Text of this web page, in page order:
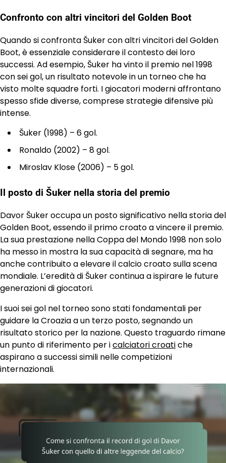
Confronto con altri vincitori del Golden Boot
Quando si confronta Šuker con altri vincitori del Golden
Boot, è essenziale considerare il contesto dei loro
successi. Ad esempio, Šuker ha vinto il premio nel 1998
con sei gol, un risultato notevole in un torneo che ha
visto molte squadre forti. I giocatori moderni affrontano
spesso sfide diverse, comprese strategie difensive più
intense.
Šuker (1998) – 6 gol.
Ronaldo (2002) – 8 gol.
Miroslav Klose (2006) – 5 gol.
Il posto di Šuker nella storia del premio
Davor Šuker occupa un posto significativo nella storia del
Golden Boot, essendo il primo croato a vincere il premio.
La sua prestazione nella Coppa del Mondo 1998 non solo
ha messo in mostra la sua capacità di segnare, ma ha
anche contribuito a elevare il calcio croato sulla scena
mondiale. L’eredità di Šuker continua a ispirare le future
generazioni di giocatori.
I suoi sei gol nel torneo sono stati fondamentali per
guidare la Croazia a un terzo posto, segnando un
risultato storico per la nazione. Questo traguardo rimane
un punto di riferimento per icalciatori croatiche
aspirano a successi simili nelle competizioni
internazionali.